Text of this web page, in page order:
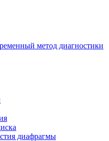
метод диагностики
диафрагмы